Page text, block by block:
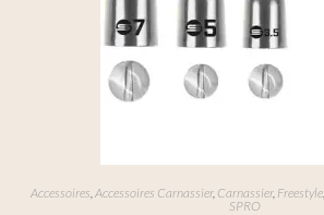
Accessoires Accessoires Carnassier, Carnassier, Freestyle
SPRO